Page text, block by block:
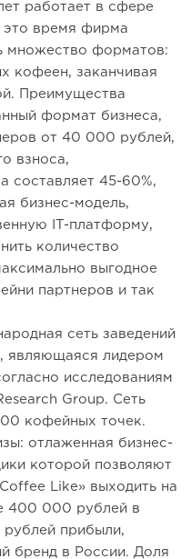
работает в сфере
это время фирма
множество форматов:
кофеен, заканчивая
Преимущества
формат бизнеса,
от 40 000 рублей,
взноса,
составляет 45-60%,
бизнес-модель,
IT-платформу,
количество
выгодное
партнеров и так
сеть заведений
являющаяся лидером
исследованиям
Group. Сеть
кофейных точек.
отлаженная бизнес-
которой позволяют
Like» выходить на
400 000 рублей в
прибыли,
бренд в России. Доля